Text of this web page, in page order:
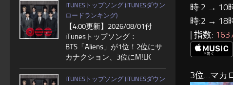
時:2 → 10
時:2 → 18
| 指数:
3位…マカ
ITUNESトップソング (ITUNESダウン
ロードランキング)
【4:00更新】2026/08/01付
iTunesトップソング：
BTS「Aliens」が1位！2位にサ
カナクション、3位にM!LK
ITUNESトップソング (ITUNESダウン